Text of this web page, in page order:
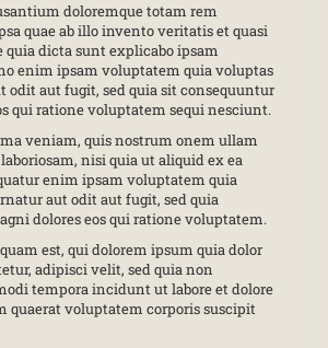
doloremque totam rem
quae ab illo invento veritatis et quasi
quia dicta sunt explicabo ipsam
enim ipsam voluptatem quia voluptas
odit aut fugit, sed quia sit consequuntur
qui ratione voluptatem sequi nesciunt.
veniam, quis nostrum onem ullam
nisi quia ut aliquid ex ea
enim ipsam voluptatem quia
aut odit aut fugit, sed quia
dolores eos qui ratione voluptatem.
est, qui dolorem ipsum quia dolor
adipisci velit, sed quia non
tempora incidunt ut labore et dolore
quaerat voluptatem corporis suscipit